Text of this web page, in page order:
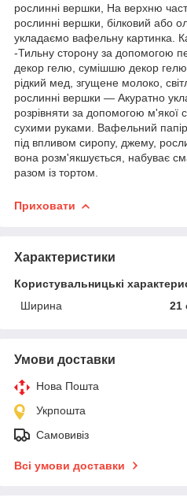
рослинні вершки, На верхню
рослинні вершки, білковий або
укладаємо вафельну картинка.
-Тильну сторону за допомогою
декор гелю, сумішшю декор
рідкий мед, згущене молоко,
рослинні вершки — Акуратно
розрівняти за допомогою м'якої
сухими руками. Вафельний
під впливом сиропу, джему,
вона розм'якшується, набуває
разом із тортом.
Приховати
Характеристики
Користувальницькі
Ширина
21
Умови доставки
Нова Пошта
Укрпошта
Самовивіз
Всі умови доставки